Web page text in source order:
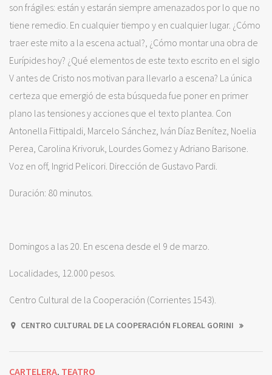
son frágiles: están y estarán siempre amenazados por lo que no
tiene remedio. En cualquier tiempo y en cualquier lugar. ¿Cómo
traer este mito a la escena actual?, ¿Cómo montar una obra de
Eurípides hoy? ¿Qué elementos de este texto escrito en el siglo
V antes de Cristo nos motivan para llevarlo a escena? La única
certeza que emergió de esta búsqueda fue poner en primer
plano las tensiones y acciones que el texto plantea. Con
Antonella Fittipaldi, Marcelo Sánchez, Iván Díaz Benítez, Noelia
Perea, Carolina Krivoruk, Lourdes Gomez y Adriano Barisone.
Voz en off, Ingrid Pelicori. Dirección de Gustavo Pardi.
Duración: 80 minutos.
Domingos a las 20. En escena desde el 9 de marzo.
Localidades, 12.000 pesos.
Centro Cultural de la Cooperación (Corrientes 1543).
CENTRO CULTURAL DE LA COOPERACIÓN FLOREAL GORINI
CARTELERA, TEATRO